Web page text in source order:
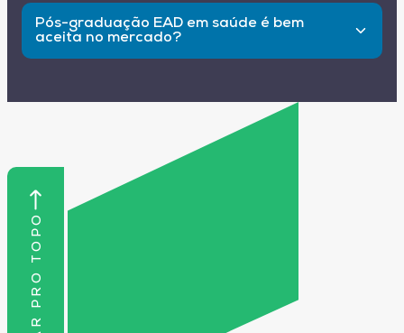
Pós-graduação EAD em saúde é bem
aceita no mercado?